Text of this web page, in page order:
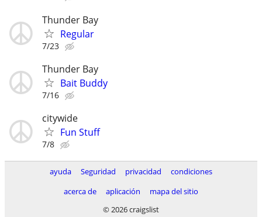
Thunder Bay
Regular
7/23
Thunder Bay
Bait Buddy
7/16
citywide
Fun Stuff
7/8
ayuda Seguridad privacidad
condiciones
acerca de
aplicación
mapa del sitio
© 2026 craigslist